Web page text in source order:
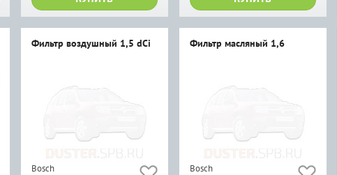
Фильтр воздушный 1,5 dCi
Bosch
Фильтр масляный 1,6
Bosch